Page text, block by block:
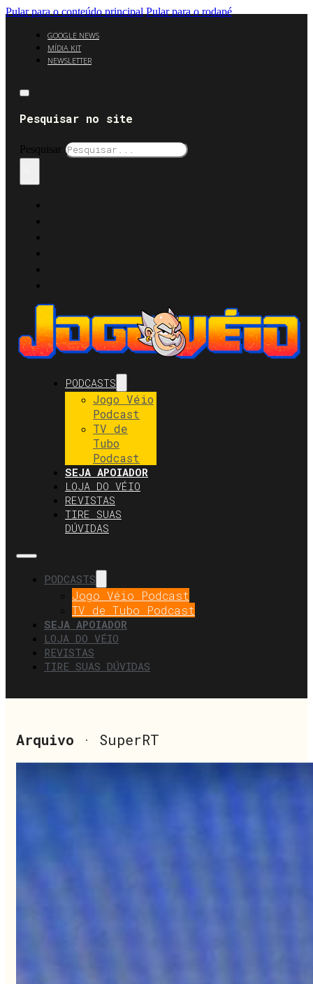
Pular para o conteúdo principal Pular para o rodapé
GOOGLE NEWS
MÍDIA KIT
NEWSLETTER
Pesquisar no site
Pesquisar
PODCASTS
Jogo Véio
Podcast
TV de
Tubo
Podcast
SEJA APOIADOR
LOJA DO VÉIO
REVISTAS
TIRE SUAS
DÚVIDAS
PODCASTS
Jogo Véio Podcast
TV de Tubo Podcast
SEJA APOIADOR
LOJA DO VÉIO
REVISTAS
TIRE SUAS DÚVIDAS
Arquivo · SuperRT